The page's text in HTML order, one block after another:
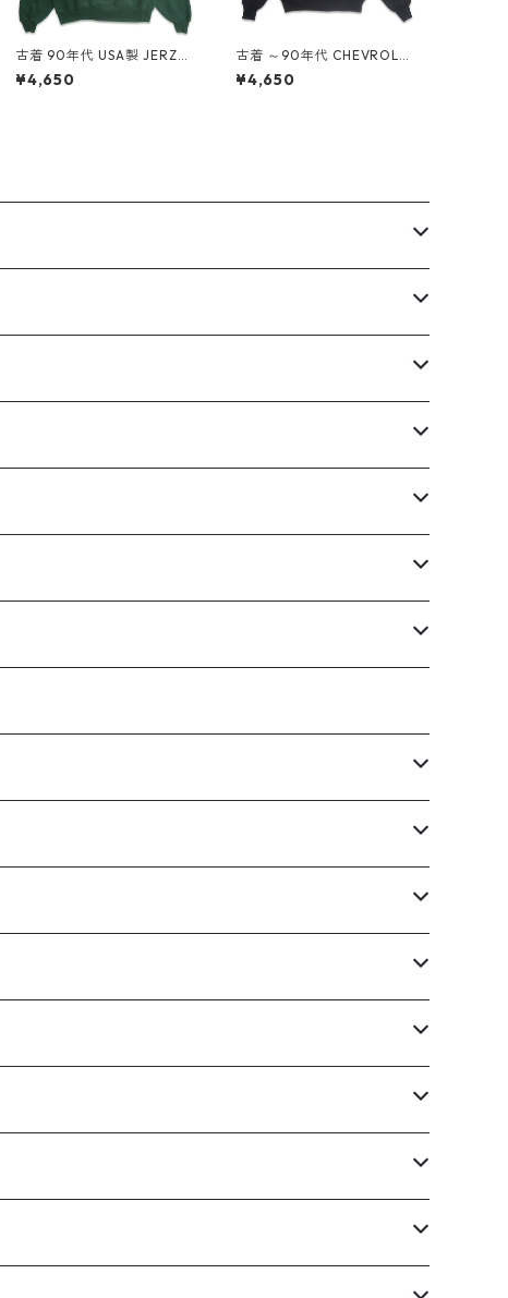
古着 90年代 USA製 JERZEE
S ジャージーズ プリント ス
ウェット トレーナー グリー
¥4,650
古着 ～90年代 CHEVROLET
シボレー プリント スウェッ
ト トレーナー ブラック 表
¥4,650